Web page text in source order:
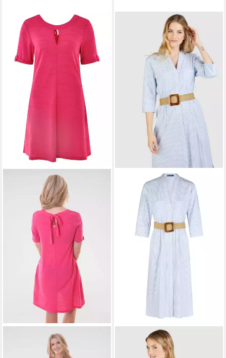
NAVIGAZIONEA-Linien-Kleid
(1-tlg) mit Schlüsselloch-
NAVIGAZIONESweatkleid
elastische Baumwollware